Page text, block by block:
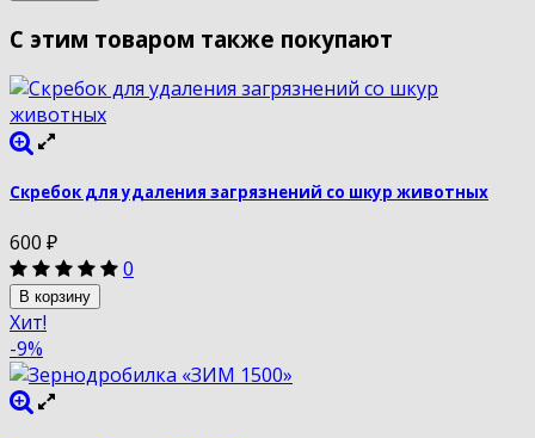
С этим товаром также покупают
Скребок для удаления загрязнений со шкур животных
600 ₽
0
В корзину
Хит!
-9%